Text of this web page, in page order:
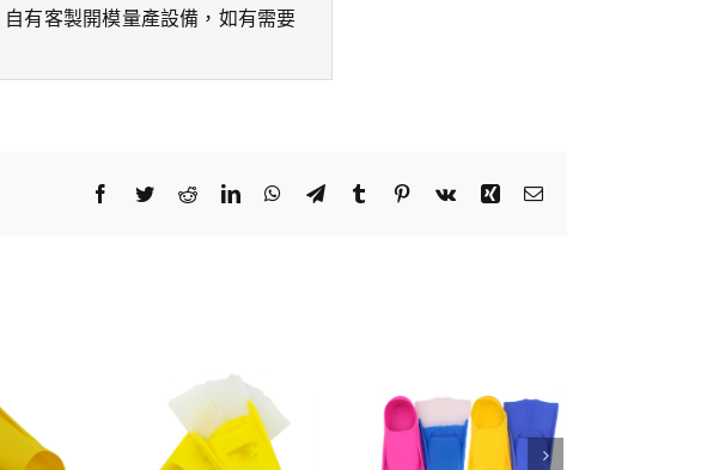
有客製開模量產設備，如有需要
Facebook
TwitterRedditLinkedInWhatsApp
TelegramTumblr Pinterest
Vk Xing Email: